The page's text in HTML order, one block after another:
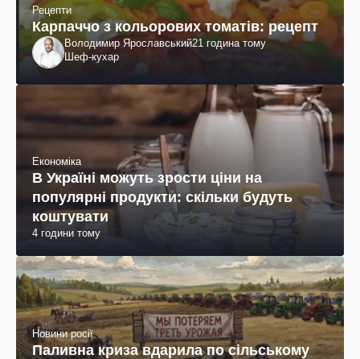
Рецепти
Карпаччо з кольорових томатів: рецепт
Володимир Ярославський21 година тому
Шеф-кухар
Економіка
В Україні можуть зрости ціни на
популярні продукти: скільки будуть
коштувати
4 години тому
Новини росії
Паливна криза вдарила по сільському